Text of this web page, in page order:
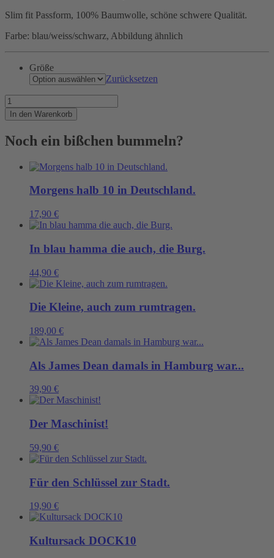
Slim fit Passform, 100% Baumwolle, schöne schwere Qualität.
Farbe: blau/weiss/schwarz, Abbildung ähnlich
Größe
Zurücksetzen
Unser
berühmtes
Ringelshirt
In den Warenkorb
Noch ein bißchen bummeln?
Morgens halb 10 in Deutschland.
17,90 €
In blau hamma die auch, die Burg.
44,90 €
Die Kleine, auch zum rumtragen.
189,00 €
Als James Dean damals in Hamburg war...
39,90 €
Der Maschinist!
59,90 €
Für den Schlüssel zur Stadt.
19,90 €
Kultursack DOCK10